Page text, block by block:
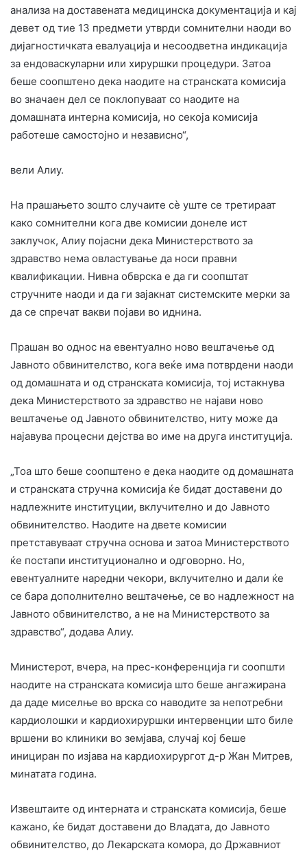
анализа на доставената медицинска документација и кај
девет од тие 13 предмети утврди сомнителни наоди во
дијагностичката евалуација и несоодветна индикација
за ендоваскуларни или хируршки процедури. Затоа
беше соопштено дека наодите на странската комисија
во значаен дел се поклопуваат со наодите на
домашната интерна комисија, но секоја комисија
работеше самостојно и независно“,
вели Алиу.
На прашањето зошто случаите сè уште се третираат
како сомнителни кога две комисии донеле ист
заклучок, Алиу појасни дека Министерството за
здравство нема овластување да носи правни
квалификации. Нивна обврска е да ги соопштат
стручните наоди и да ги зајакнат системските мерки за
да се спречат вакви појави во иднина.
Прашан во однос на евентуално ново вештачење од
Јавното обвинителство, кога веќе има потврдени наоди
од домашната и од странската комисија, тој истакнува
дека Министерството за здравство не најави ново
вештачење од Јавното обвинителство, ниту може да
најавува процесни дејства во име на друга институција.
„Тоа што беше соопштено е дека наодите од домашната
и странската стручна комисија ќе бидат доставени до
надлежните институции, вклучително и до Јавното
обвинителство. Наодите на двете комисии
претставуваат стручна основа и затоа Министерството
ќе постапи институционално и одговорно. Но,
евентуалните наредни чекори, вклучително и дали ќе
се бара дополнително вештачење, се во надлежност на
Јавното обвинителство, а не на Министерството за
здравство“, додава Алиу.
Министерот, вчера, на прес-конференција ги соопшти
наодите на странската комисија што беше ангажирана
да даде миселње во врска со наводите за непотребни
кардиолошки и кардиохируршки интервенции што биле
вршени во клиники во земјава, случај кој беше
инициран по изјава на кардиохирургот д-р Жан Митрев,
минатата година.
Извештаите од интерната и странската комисија, беше
кажано, ќе бидат доставени до Владата, до Јавното
обвинителство, до Лекарската комора, до Државниот